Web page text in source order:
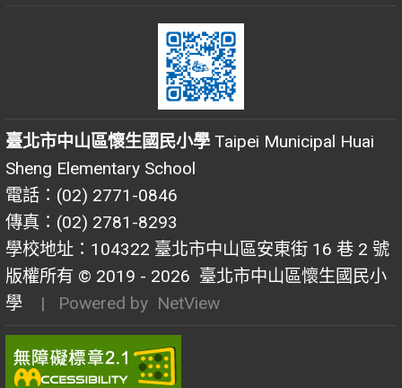
臺北市中山區懷生國民小學 Taipei Municipal Huai
Sheng Elementary School
電話：(02) 2771-0846
傳真：(02) 2781-8293
學校地址：104322 臺北市中山區安東街 16 巷 2 號
版權所有 © 2019 - 2026 臺北市中山區懷生國民小
學
| Powered by NetView